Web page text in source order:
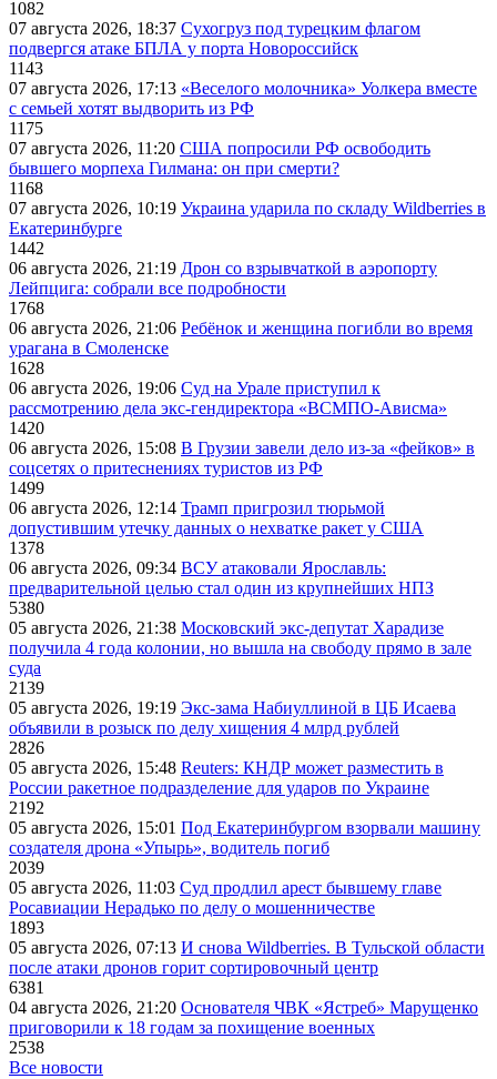
1082
07 августа 2026, 18:37 Сухогруз под турецким флагом
подвергся атаке БПЛА у порта Новороссийск
1143
07 августа 2026, 17:13 «Веселого молочника» Уолкера вместе
с семьей хотят выдворить из РФ
1175
07 августа 2026, 11:20 США попросили РФ освободить
бывшего морпеха Гилмана: он при смерти?
1168
07 августа 2026, 10:19 Украина ударила по складу Wildberries в
Екатеринбурге
1442
06 августа 2026, 21:19 Дрон со взрывчаткой в аэропорту
Лейпцига: собрали все подробности
1768
06 августа 2026, 21:06 Ребёнок и женщина погибли во время
урагана в Смоленске
1628
06 августа 2026, 19:06 Суд на Урале приступил к
рассмотрению дела экс-гендиректора «ВСМПО-Ависма»
1420
06 августа 2026, 15:08 В Грузии завели дело из-за «фейков» в
соцсетях о притеснениях туристов из РФ
1499
06 августа 2026, 12:14 Трамп пригрозил тюрьмой
допустившим утечку данных о нехватке ракет у США
1378
06 августа 2026, 09:34 ВСУ атаковали Ярославль:
предварительной целью стал один из крупнейших НПЗ
5380
05 августа 2026, 21:38 Московский экс-депутат Харадизе
получила 4 года колонии, но вышла на свободу прямо в зале
суда
2139
05 августа 2026, 19:19 Экс-зама Набиуллиной в ЦБ Исаева
объявили в розыск по делу хищения 4 млрд рублей
2826
05 августа 2026, 15:48 Reuters: КНДР может разместить в
России ракетное подразделение для ударов по Украине
2192
05 августа 2026, 15:01 Под Екатеринбургом взорвали машину
создателя дрона «Упырь», водитель погиб
2039
05 августа 2026, 11:03 Суд продлил арест бывшему главе
Росавиации Нерадько по делу о мошенничестве
1893
05 августа 2026, 07:13 И снова Wildberries. В Тульской области
после атаки дронов горит сортировочный центр
6381
04 августа 2026, 21:20 Основателя ЧВК «Ястреб» Марущенко
приговорили к 18 годам за похищение военных
2538
Все новости